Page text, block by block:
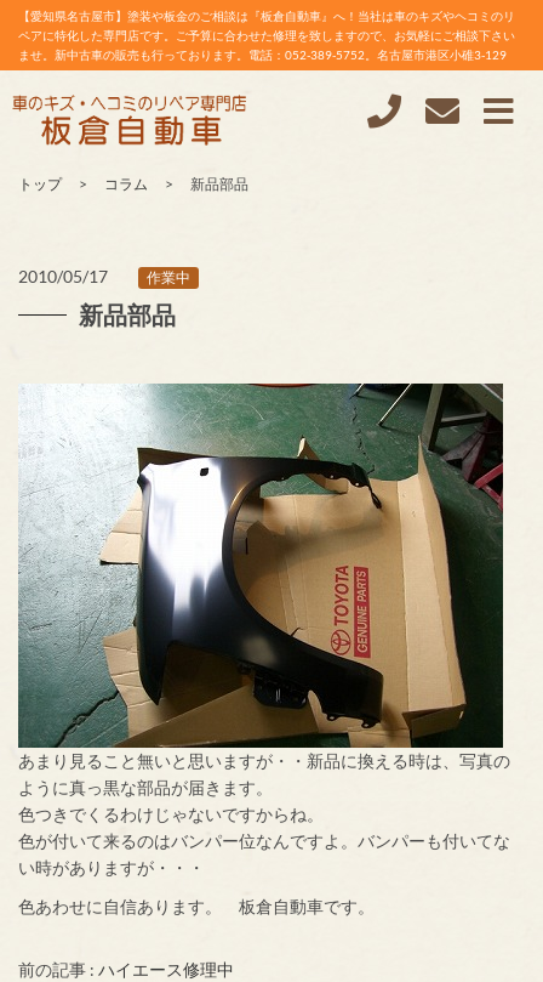
【愛知県名古屋市】塗装や板金のご相談は『板倉自動車』へ！当社は車のキズやヘコミのリ
ペアに特化した専門店です。ご予算に合わせた修理を致しますので、お気軽にご相談下さい
ませ。新中古車の販売も行っております。電話：052-389-5752。名古屋市港区小碓3-129
トップ コラム 新品部品
2010/05/17 作業中
新品部品
あまり見ること無いと思いますが・・新品に換える時は、写真の
ように真っ黒な部品が届きます。
色つきでくるわけじゃないですからね。
色が付いて来るのはバンパー位なんですよ。バンパーも付いてな
い時がありますが・・・
色あわせに自信あります。 板倉自動車です。
前の記事 : ハイエース修理中